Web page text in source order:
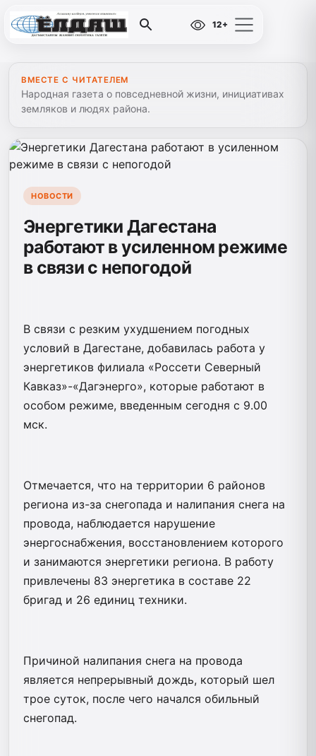
12+
ВМЕСТЕ С ЧИТАТЕЛЕМ
Народная газета о повседневной жизни, инициативах
земляков и людях района.
НОВОСТИ
Энергетики Дагестана
работают в усиленном режиме
в связи с непогодой
В связи с резким ухудшением погодных
условий в Дагестане, добавилась работа у
энергетиков филиала «Россети Северный
Кавказ»-«Дагэнерго», которые работают в
особом режиме, введенным сегодня с 9.00
мск.
Отмечается, что на территории 6 районов
региона из-за снегопада и налипания снега на
провода, наблюдается нарушение
энергоснабжения, восстановлением которого
и занимаются энергетики региона. В работу
привлечены 83 энергетика в составе 22
бригад и 26 единиц техники.
Причиной налипания снега на провода
является непрерывный дождь, который шел
трое суток, после чего начался обильный
снегопад.